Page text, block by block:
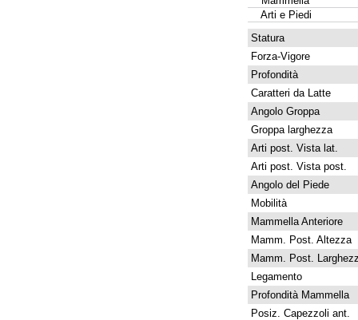
Arti e Piedi
Statura
Forza-Vigore
Profondità
Caratteri da Latte
Angolo Groppa
Groppa larghezza
Arti post. Vista lat.
Arti post. Vista post.
Angolo del Piede
Mobilità
Mammella Anteriore
Mamm. Post. Altezza
Mamm. Post.
Legamento
Profondità Mammella
Posiz. Capezzoli ant.